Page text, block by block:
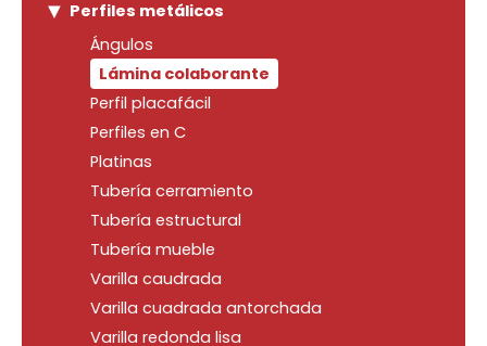
Perfiles metálicos
Ángulos
Lámina colaborante
Perfil placafácil
Perfiles en C
Platinas
Tubería cerramiento
Tubería estructural
Tubería mueble
Varilla caudrada
Varilla cuadrada antorchada
Varilla redonda lisa